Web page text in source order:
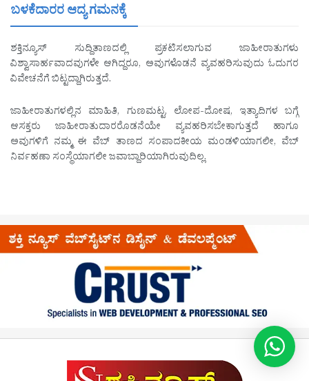
ಬಳಕೆದಾರರ ಆದ್ಯ ಗಮನಕ್ಕೆ
ಶಕ್ತಿನ್ಯೂಸ್ ಸುದ್ದಿತಾಣದಲ್ಲಿ ಪ್ರಕಟಿಸಲಾಗುವ ಜಾಹೀರಾತುಗಳು
ವಿಶ್ವಾಸಾರ್ಹವಾದವುಗಳೇ ಆಗಿದ್ದರೂ, ಅವುಗಳೊಡನೆ ವ್ಯವಹರಿಸುವುದು ಓದುಗರ
ವಿವೇಚನೆಗೆ ಬಿಟ್ಟದ್ದಾಗಿರುತ್ತದೆ.
ಜಾಹೀರಾತುಗಳಲ್ಲಿನ ಮಾಹಿತಿ, ಗುಣಮಟ್ಟ, ಲೋಪ-ದೋಷ, ಇತ್ಯಾದಿಗಳ ಬಗ್ಗೆ
ಆಸಕ್ತರು ಜಾಹೀರಾತುದಾರರೊಡನೆಯೇ ವ್ಯವಹರಿಸಬೇಕಾಗುತ್ತದೆ ಹಾಗೂ
ಅವುಗಳಿಗೆ ನಮ್ಮ ಈ ವೆಬ್ ತಾಣದ ಸಂಪಾದಕೀಯ ಮಂಡಳಿಯಾಗಲೀ, ವೆಬ್
ನಿರ್ವಹಣಾ ಸಂಸ್ಥೆಯಾಗಲೀ ಜವಾಬ್ದಾರಿಯಾಗಿರುವುದಿಲ್ಲ.